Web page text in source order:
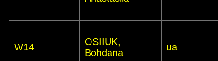
W14
OSIIUK,
Bohdana
ua